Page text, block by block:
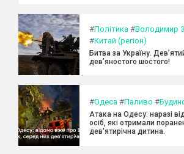
#Політика #Володимир
#Китай (регіон)
Битва за Україну.
дев’яностого шостого!
#Одеса #Паливо #
Атака на Одесу: наразі
осіб, які отримали
дев'ятирічна дитина.